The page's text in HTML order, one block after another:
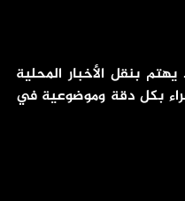
بنقل الأخبار المحلية
بكل دقة وموضوعية في